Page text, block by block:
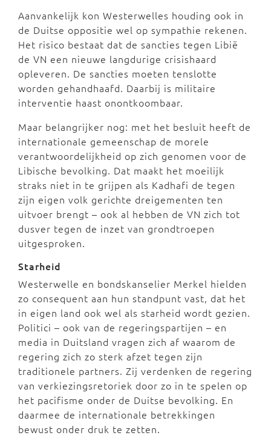
Aanvankelijk kon Westerwelles houding ook in
de Duitse oppositie wel op sympathie rekenen.
Het risico bestaat dat de sancties tegen Libië
de VN een nieuwe langdurige crisishaard
opleveren. De sancties moeten tenslotte
worden gehandhaafd. Daarbij is militaire
interventie haast onontkoombaar.
Maar belangrijker nog: met het besluit heeft de
internationale gemeenschap de morele
verantwoordelijkheid op zich genomen voor de
Libische bevolking. Dat maakt het moeilijk
straks niet in te grijpen als Kadhafi de tegen
zijn eigen volk gerichte dreigementen ten
uitvoer brengt – ook al hebben de VN zich tot
dusver tegen de inzet van grondtroepen
uitgesproken.
Starheid
Westerwelle en bondskanselier Merkel hielden
zo consequent aan hun standpunt vast, dat het
in eigen land ook wel als starheid wordt gezien.
Politici – ook van de regeringspartijen – en
media in Duitsland vragen zich af waarom de
regering zich zo sterk afzet tegen zijn
traditionele partners. Zij verdenken de regering
van verkiezingsretoriek door zo in te spelen op
het pacifisme onder de Duitse bevolking. En
daarmee de internationale betrekkingen
bewust onder druk te zetten.